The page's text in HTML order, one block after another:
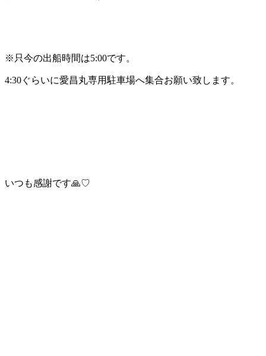
※只今の出船時間は5:00です。
4:30ぐらいに愛昌丸専用駐車場へ集合お願い致します。
いつも感謝です🙏♡